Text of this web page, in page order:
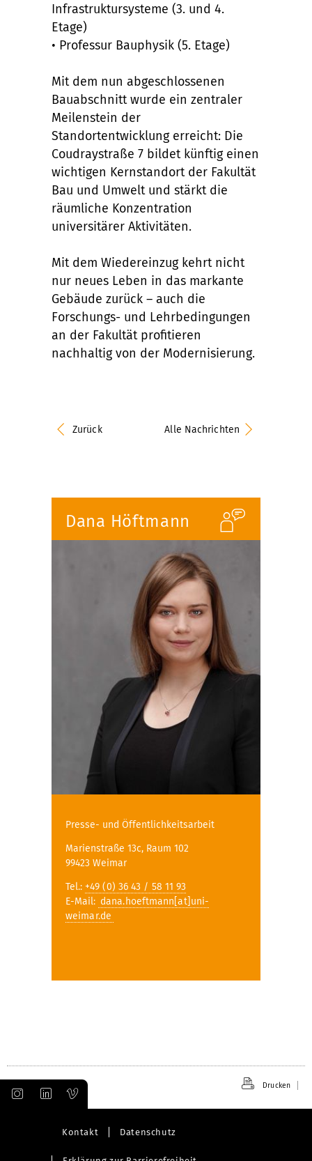
Infrastruktursysteme (3. und 4.
Etage)
• Professur Bauphysik (5. Etage)
Mit dem nun abgeschlossenen
Bauabschnitt wurde ein zentraler
Meilenstein der
Standortentwicklung erreicht: Die
Coudraystraße 7 bildet künftig einen
wichtigen Kernstandort der Fakultät
Bau und Umwelt und stärkt die
räumliche Konzentration
universitärer Aktivitäten.
Mit dem Wiedereinzug kehrt nicht
nur neues Leben in das markante
Gebäude zurück – auch die
Forschungs- und Lehrbedingungen
an der Fakultät profitieren
nachhaltig von der Modernisierung.
Zurück Alle Nachrichten
Dana Höftmann
Presse- und Öffentlichkeitsarbeit
Marienstraße 13c, Raum 102
99423 Weimar
Tel.: +49 (0) 36 43 / 58 11 93
E-Mail: dana.hoeftmann[at]uni-
weimar.de
Drucken
Kontakt Datenschutz